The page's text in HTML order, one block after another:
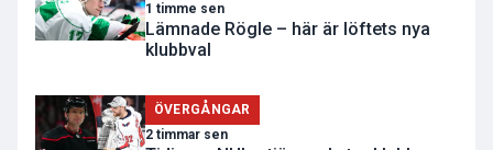
1 timme sen
Lämnade Rögle – här är löftets nya
klubbval
ÖVERGÅNGAR
2 timmar sen